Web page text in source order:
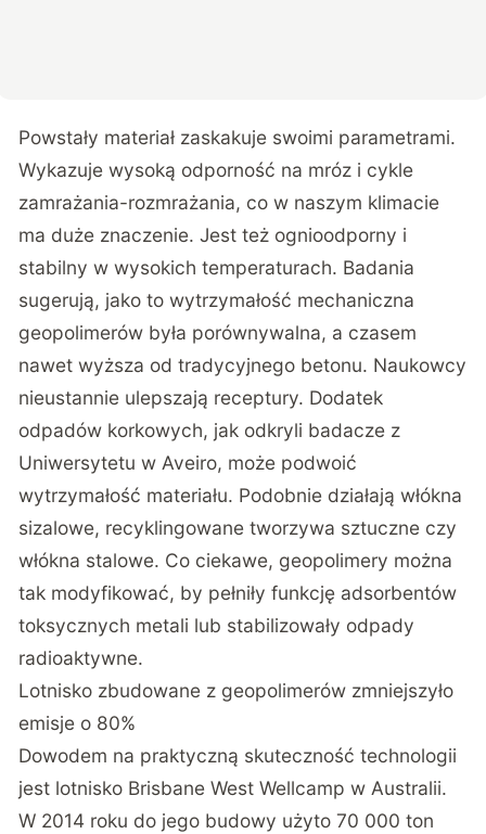
Powstały materiał zaskakuje swoimi parametrami.
Wykazuje wysoką odporność na mróz i cykle
zamrażania-rozmrażania, co w naszym klimacie
ma duże znaczenie. Jest też ognioodporny i
stabilny w wysokich temperaturach. Badania
sugerują, jako to wytrzymałość mechaniczna
geopolimerów była porównywalna, a czasem
nawet wyższa od tradycyjnego betonu. Naukowcy
nieustannie ulepszają receptury. Dodatek
odpadów korkowych, jak odkryli badacze z
Uniwersytetu w Aveiro, może podwoić
wytrzymałość materiału. Podobnie działają włókna
sizalowe, recyklingowane tworzywa sztuczne czy
włókna stalowe. Co ciekawe, geopolimery można
tak modyfikować, by pełniły funkcję adsorbentów
toksycznych metali lub stabilizowały odpady
radioaktywne.
Lotnisko zbudowane z geopolimerów zmniejszyło
emisje o 80%
Dowodem na praktyczną skuteczność technologii
jest lotnisko Brisbane West Wellcamp w Australii.
W 2014 roku do jego budowy użyto 70 000 ton